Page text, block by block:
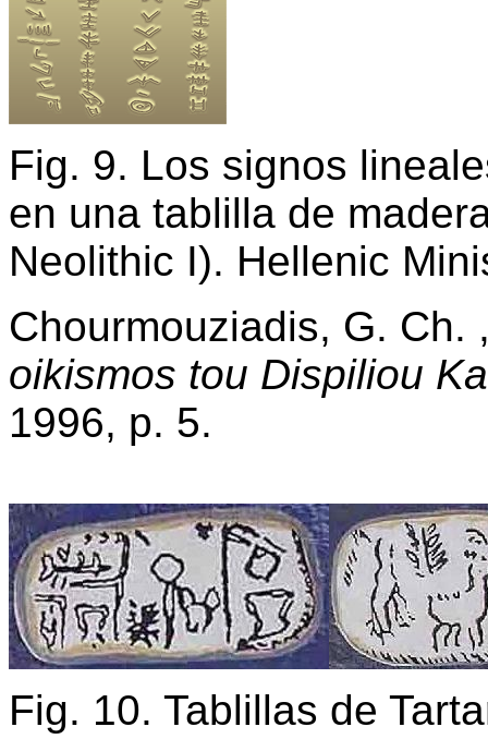
Fig. 9. Los signos
en una tablilla de
Neolithic I). Hellenic
Chourmouziadis, G. Ch.
oikismos tou Dispiliou
1996, p. 5.
Fig. 10. Tablillas de